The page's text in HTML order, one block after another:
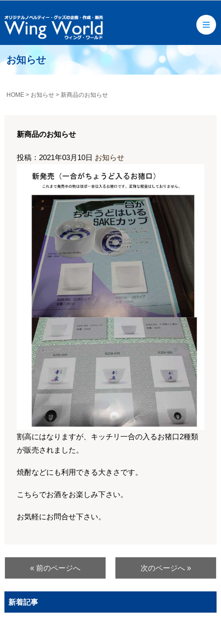
お知らせ
HOME > お知らせ > 新商品のお知らせ
新商品のお知らせ
投稿：2021年03月10日 お知らせ
割高にはなりますが、キッチリ一合の入るお猪口2種類
が販売されました。
焼酎などにも利用できる大きさです。
こちらでお酒をお楽しみ下さい。
お気軽にお問合せ下さい。
« 前のページへ 次のページへ »
新着記事